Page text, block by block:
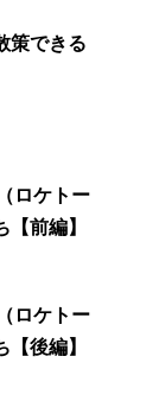
策できる
ロケトー
前編】
ロケトー
後編】